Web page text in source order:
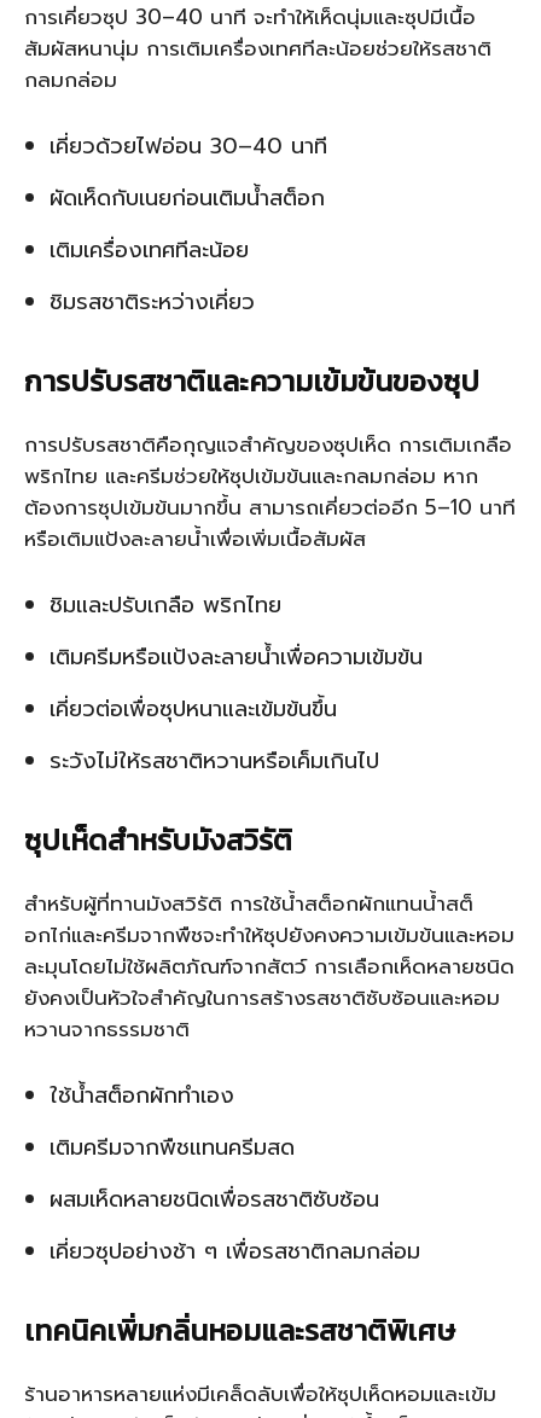
การเคี่ยวซุป 30–40 นาที จะทำให้เห็ดนุ่มและซุปมีเนื้อ
สัมผัสหนานุ่ม การเติมเครื่องเทศทีละน้อยช่วยให้รสชาติ
กลมกล่อม
เคี่ยวด้วยไฟอ่อน 30–40 นาที
ผัดเห็ดกับเนยก่อนเติมน้ำสต็อก
เติมเครื่องเทศทีละน้อย
ชิมรสชาติระหว่างเคี่ยว
การปรับรสชาติและความเข้มข้นของซุป
การปรับรสชาติคือกุญแจสำคัญของซุปเห็ด การเติมเกลือ
พริกไทย และครีมช่วยให้ซุปเข้มข้นและกลมกล่อม หาก
ต้องการซุปเข้มข้นมากขึ้น สามารถเคี่ยวต่ออีก 5–10 นาที
หรือเติมแป้งละลายน้ำเพื่อเพิ่มเนื้อสัมผัส
ชิมและปรับเกลือ พริกไทย
เติมครีมหรือแป้งละลายน้ำเพื่อความเข้มข้น
เคี่ยวต่อเพื่อซุปหนาและเข้มข้นขึ้น
ระวังไม่ให้รสชาติหวานหรือเค็มเกินไป
ซุปเห็ดสำหรับมังสวิรัติ
สำหรับผู้ที่ทานมังสวิรัติ การใช้น้ำสต็อกผักแทนน้ำสต็
อกไก่และครีมจากพืชจะทำให้ซุปยังคงความเข้มข้นและหอม
ละมุนโดยไม่ใช้ผลิตภัณฑ์จากสัตว์ การเลือกเห็ดหลายชนิด
ยังคงเป็นหัวใจสำคัญในการสร้างรสชาติซับซ้อนและหอม
หวานจากธรรมชาติ
ใช้น้ำสต็อกผักทำเอง
เติมครีมจากพืชแทนครีมสด
ผสมเห็ดหลายชนิดเพื่อรสชาติซับซ้อน
เคี่ยวซุปอย่างช้า ๆ เพื่อรสชาติกลมกล่อม
เทคนิคเพิ่มกลิ่นหอมและรสชาติพิเศษ
ร้านอาหารหลายแห่งมีเคล็ดลับเพื่อให้ซุปเห็ดหอมและเข้ม